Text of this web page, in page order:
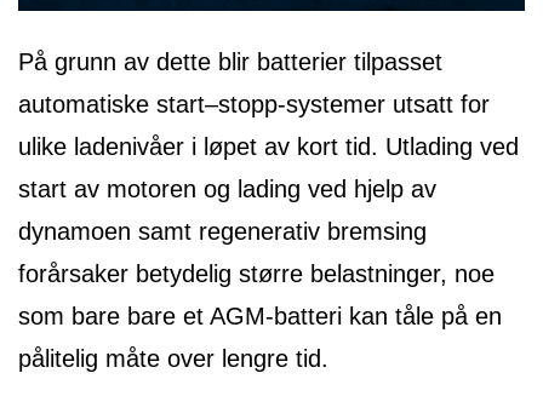
På grunn av dette blir batterier tilpasset
automatiske start–stopp-systemer utsatt for
ulike ladenivåer i løpet av kort tid. Utlading ved
start av motoren og lading ved hjelp av
dynamoen samt regenerativ bremsing
forårsaker betydelig større belastninger, noe
som bare bare et AGM-batteri kan tåle på en
pålitelig måte over lengre tid.